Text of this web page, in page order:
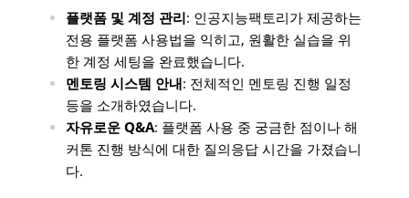
플랫폼 및 계정 관리: 인공지능팩토리가 제공하는
전용 플랫폼 사용법을 익히고, 원활한 실습을 위
한 계정 세팅을 완료했습니다.
멘토링 시스템 안내: 전체적인 멘토링 진행 일정
등을 소개하였습니다.
자유로운 Q&A: 플랫폼 사용 중 궁금한 점이나 해
커톤 진행 방식에 대한 질의응답 시간을 가졌습니
다.